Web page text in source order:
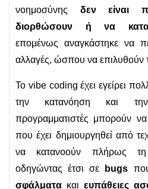
νοημοσύνης δεν είναι
διορθώσουν ή να
επομένως αναγκάστηκε να
αλλαγές, ώσπου να επιλυθούν
Το vibe coding έχει εγείρει
την κατανόηση και
προγραμματιστές μπορούν
που έχει δημιουργηθεί από
να κατανοούν πλήρως τη
οδηγώντας έτσι σε
bugs
σφάλματα και ευπάθειες